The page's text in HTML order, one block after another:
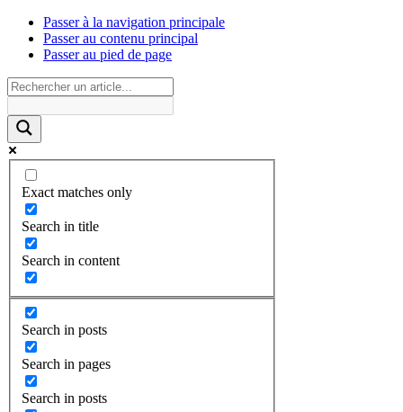
Passer à la navigation principale
Passer au contenu principal
Passer au pied de page
Exact matches only
Search in title
Search in content
Search in posts
Search in pages
Search in posts